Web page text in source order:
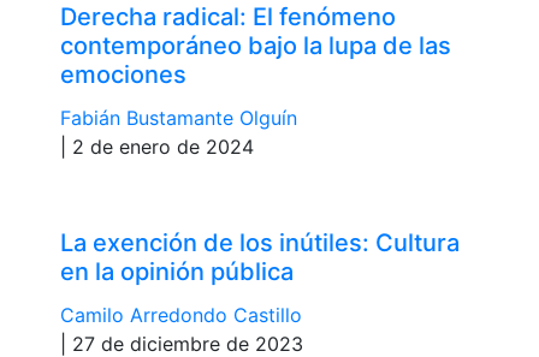
Derecha radical: El fenómeno
contemporáneo bajo la lupa de las
emociones
Fabián Bustamante Olguín
| 2 de enero de 2024
La exención de los inútiles: Cultura
en la opinión pública
Camilo Arredondo Castillo
| 27 de diciembre de 2023